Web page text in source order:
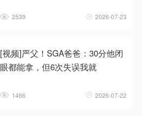
2539 2026-07-23
[视频]严父！SGA爸爸：30分他闭
眼都能拿，但6次失误我就
1466 2026-07-22